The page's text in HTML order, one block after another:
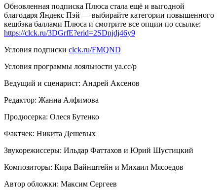
Обновленная подписка Плюса стала ещё и выгодной
благодаря Яндекс Пэй — выбирайте категории повышенного
кешбэка баллами Плюса и смотрите все опции по ссылке:
https://clck.ru/3DGrfE?erid=2SDnjdj46y9
Условия подписки clck.ru/FMQND
Условия программы лояльности ya.cc/p
Ведущий и сценарист: Андрей Аксенов
Редактор: Жанна Алфимова
Продюсерка: Олеся Бутенко
Фактчек: Никита Дешевых
Звукорежиссеры: Ильдар Фаттахов и Юрий Шустицкий
Композиторы: Кира Вайнштейн и Михаил Мясоедов
Автор обложки: Максим Сергеев